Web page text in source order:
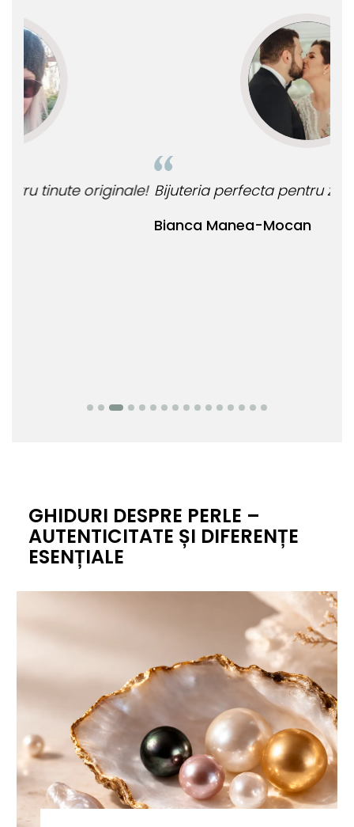
Bianca Manea-Mocan
Bijuteria perfecta pentru ziua perfecta!
GHIDURI DESPRE PERLE –
AUTENTICITATE ȘI DIFERENȚE
ESENȚIALE